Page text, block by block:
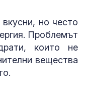
но често
Проблемът
които не
вещества